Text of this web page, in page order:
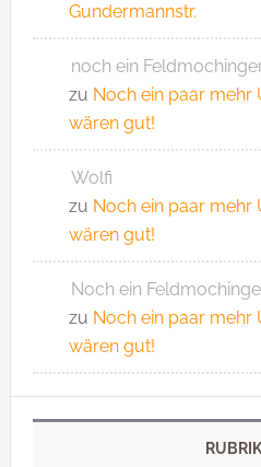
Gundermannstr.
noch ein
zu Noch ein paar mehr
wären gut!
Wolfi
zu Noch ein paar mehr
wären gut!
Noch ein
zu Noch ein paar mehr
wären gut!